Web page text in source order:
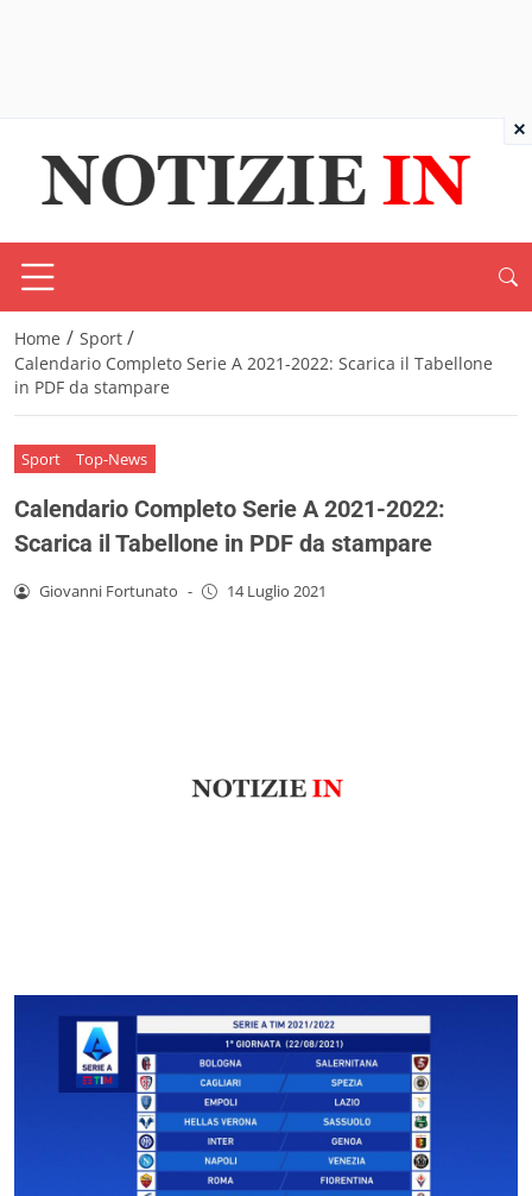
Home / Sport /
Calendario Completo Serie A 2021-2022: Scarica il Tabellone
in PDF da stampare
Sport Top-News
Calendario Completo Serie A 2021-2022:
Scarica il Tabellone in PDF da stampare
Giovanni Fortunato - 14 Luglio 2021
×